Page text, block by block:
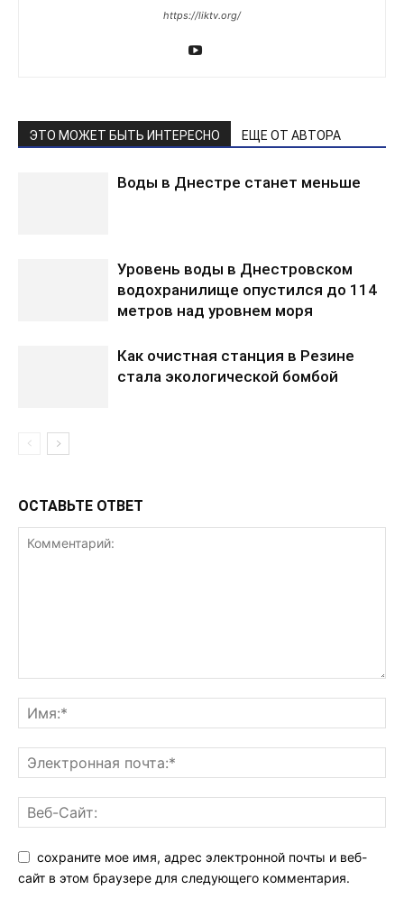
https://liktv.org/
ЭТО МОЖЕТ БЫТЬ ИНТЕРЕСНО ЕЩЕ ОТ АВТОРА
Воды в Днестре станет меньше
Уровень воды в Днестровском
водохранилище опустился до 114
метров над уровнем моря
Как очистная станция в Резине
стала экологической бомбой
ОСТАВЬТЕ ОТВЕТ
сохраните мое имя, адрес электронной почты и веб-
сайт в этом браузере для следующего комментария.